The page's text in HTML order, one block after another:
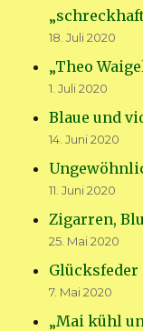
18. Juli 2020
„Theo
1. Juli 2020
Blaue und
14. Juni 2020
11. Juni 2020
Zigarren,
25. Mai 2020
Glücksfeder
7. Mai 2020
„Mai kühl